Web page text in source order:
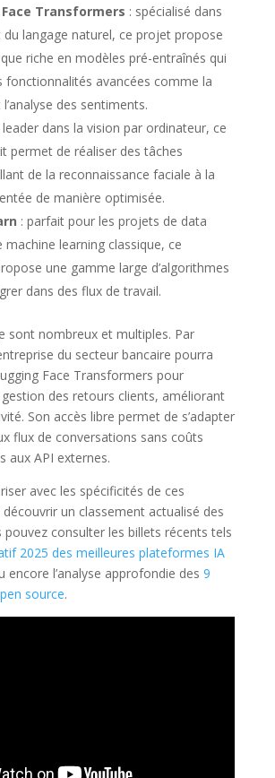
Transformers : spécialisé dans
langage naturel, ce projet propose
riche en modèles pré-entraînés qui
fonctionnalités avancées comme la
des sentiments.
dans la vision par ordinateur, ce
permet de réaliser des tâches
de la reconnaissance faciale à la
de manière optimisée.
: parfait pour les projets de data
machine learning classique, ce
une gamme large d’algorithmes
dans des flux de travail.
sont nombreux et multiples. Par
du secteur bancaire pourra
Face Transformers pour
des retours clients, améliorant
Son accès libre permet de s’adapter
flux de conversations sans coûts
aux API externes.
avec les spécificités de ces
un classement actualisé des
pouvez consulter les billets récents tels
2025 des meilleures plateformes IA
encore l’analyse approfondie des 9
source.